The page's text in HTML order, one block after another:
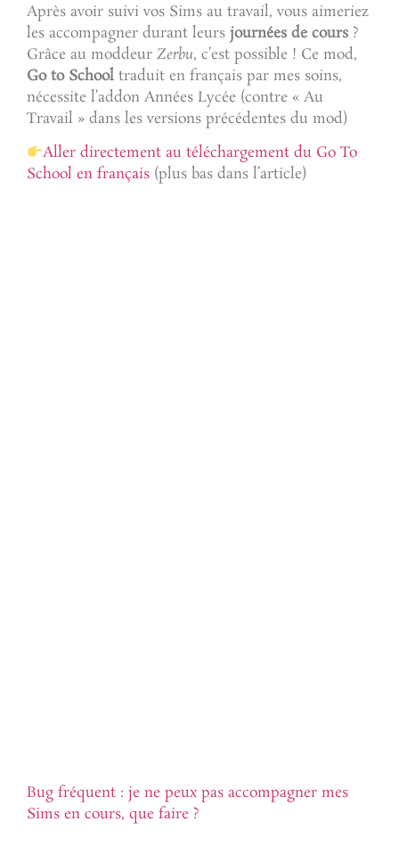
Après avoir suivi vos Sims au travail, vous aimeriez
les accompagner durant leurs journées de cours ?
Grâce au moddeur Zerbu, c’est possible ! Ce mod,
Go to School traduit en français par mes soins,
nécessite l’addon Années Lycée (contre « Au
Travail » dans les versions précédentes du mod)
Aller directement au téléchargement du Go To
School en français (plus bas dans l’article)
Bug fréquent : je ne peux pas accompagner mes
Sims en cours, que faire ?